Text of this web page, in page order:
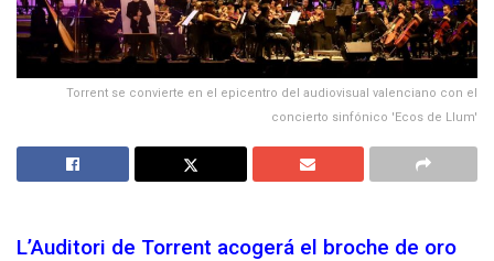
Torrent se convierte en el epicentro del audiovisual valenciano con el
concierto sinfónico 'Ecos de Llum'
L’Auditori de Torrent acogerá el broche de oro